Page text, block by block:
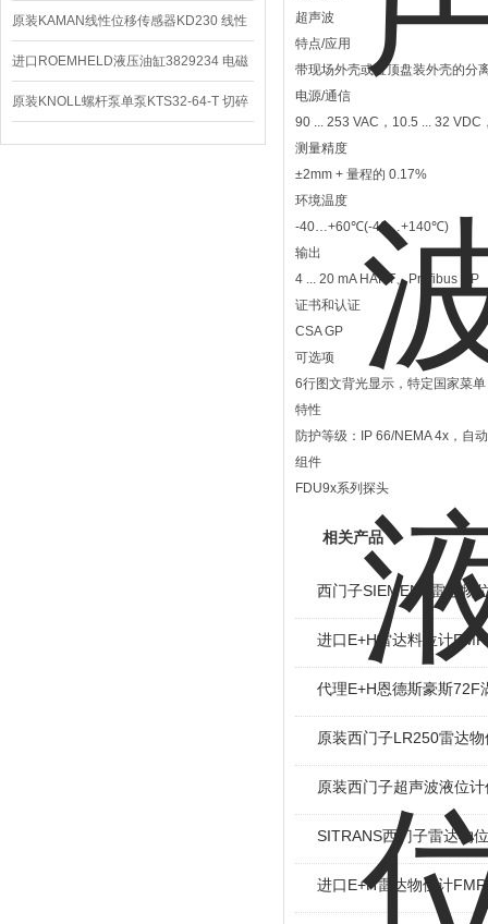
K21R80G4马达
原装KAMAN线性位移传感器KD230 线性
编码器
进口ROEMHELD液压油缸3829234 电磁
阀定位器
原装KNOLL螺杆泵单泵KTS32-64-T 切碎
排屑机
超声波
特点/应用
带现场外壳或置顶盘装外壳的分
电源/通信
90 ... 253 VAC，10.5 ... 32
测量精度
±2mm + 量程的 0.17%
环境温度
-40…+60℃(-40…+140℃)
输出
4 ... 20 mA HART、Profibus DP
证书和认证
CSA GP
可选项
6行图文背光显示，特定国家菜
特性
防护等级：IP 66/NEMA 4x，自
组件
FDU9x系列探头
相关产品
西门子SIEMENS雷达物
进口E+H雷达料位计
代理E+H恩德斯豪斯72F
原装西门子LR250雷达
原装西门子超声波液位
SITRANS西门子雷达物
进口E+H雷达物位计